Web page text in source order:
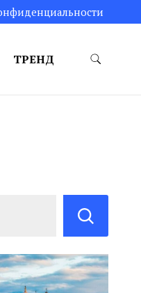
ТРЕНД